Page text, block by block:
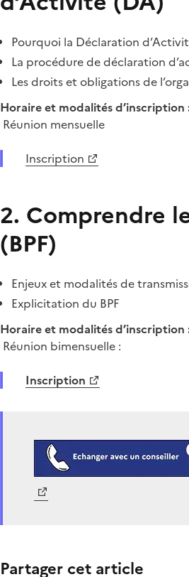
Pourquoi la Déclaration
La procédure de déclaration
Les droits et obligations de
Horaire et modalités d’inscription
Réunion mensuelle
Inscription
2. Comprendre
(BPF)
Enjeux et modalités de
Explicitation du BPF
Horaire et modalités d’inscription
Réunion bimensuelle :
Inscription
Partager cet article